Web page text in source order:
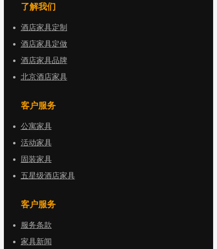
了解我们
酒店家具定制
酒店家具定做
酒店家具品牌
北京酒店家具
客户服务
公寓家具
活动家具
固装家具
五星级酒店家具
客户服务
服务条款
家具新闻